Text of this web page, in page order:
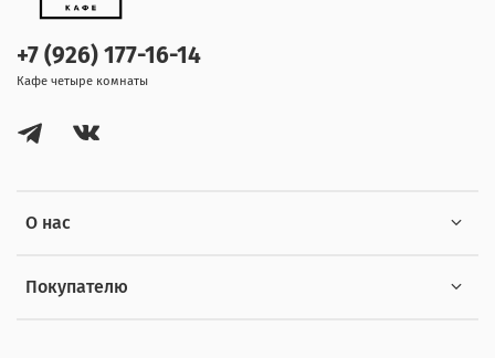
О нас
Покупателю
+7 (926) 177-16-14
Кафе четыре комнаты